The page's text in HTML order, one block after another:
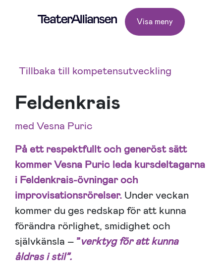
Visa meny
Tillbaka till kompetensutveckling
Feldenkrais
med Vesna Puric
På ett respektfullt och generöst sätt
kommer Vesna Puric leda kursdeltagarna
i Feldenkrais-övningar och
improvisationsrörelser. Under veckan
kommer du ges redskap för att kunna
förändra rörlighet, smidighet och
självkänsla – ”verktyg för att kunna
åldras i stil”.